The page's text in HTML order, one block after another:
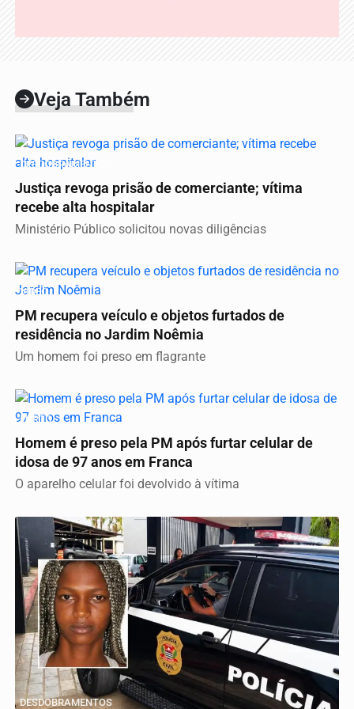
Veja Também
DESDOBRAMENTOS
Justiça revoga prisão de comerciante; vítima
recebe alta hospitalar
Ministério Público solicitou novas diligências
VÍDEO
PM recupera veículo e objetos furtados de
residência no Jardim Noêmia
Um homem foi preso em flagrante
FURTO
Homem é preso pela PM após furtar celular de
idosa de 97 anos em Franca
O aparelho celular foi devolvido à vítima
DESDOBRAMENTOS